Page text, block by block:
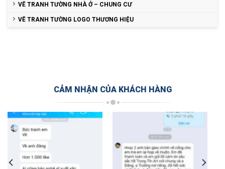
VẼ TRANH TƯỜNG NHÀ Ở – CHUNG CƯ
VẼ TRANH TƯỜNG LOGO THƯƠNG HIỆU
CẢM NHẬN CỦA KHÁCH HÀNG